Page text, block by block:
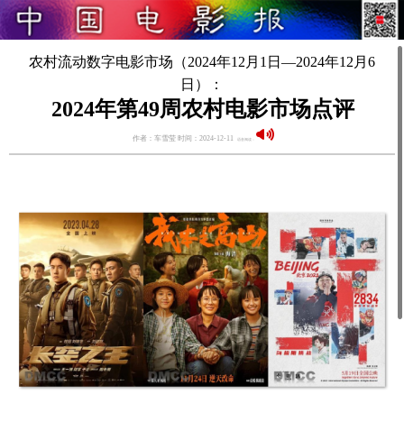
农村流动数字电影市场（2024年12月1日—2024年12月6
日）：
2024年第49周农村电影市场点评
作者：车雪莹 时间：2024-12-11